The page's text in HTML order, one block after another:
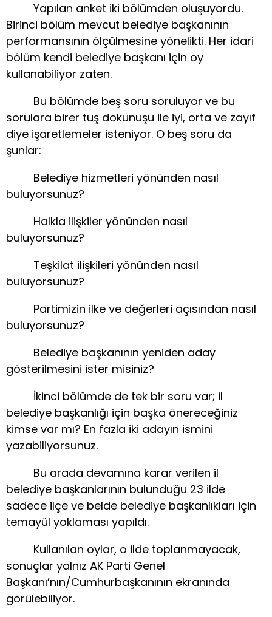
Yapılan anket iki bölümden oluşuyordu.
Birinci bölüm mevcut belediye başkanının
performansının ölçülmesine yönelikti. Her idari
bölüm kendi belediye başkanı için oy
kullanabiliyor zaten.
Bu bölümde beş soru soruluyor ve bu
sorulara birer tuş dokunuşu ile iyi, orta ve zayıf
diye işaretlemeler isteniyor. O beş soru da
şunlar:
Belediye hizmetleri yönünden nasıl
buluyorsunuz?
Halkla ilişkiler yönünden nasıl
buluyorsunuz?
Teşkilat ilişkileri yönünden nasıl
buluyorsunuz?
Partimizin ilke ve değerleri açısından nasıl
buluyorsunuz?
Belediye başkanının yeniden aday
gösterilmesini ister misiniz?
İkinci bölümde de tek bir soru var; il
belediye başkanlığı için başka önereceğiniz
kimse var mı? En fazla iki adayın ismini
yazabiliyorsunuz.
Bu arada devamına karar verilen il
belediye başkanlarının bulunduğu 23 ilde
sadece ilçe ve belde belediye başkanlıkları için
temayül yoklaması yapıldı.
Kullanılan oylar, o ilde toplanmayacak,
sonuçlar yalnız AK Parti Genel
Başkanı’nın/Cumhurbaşkanının ekranında
görülebiliyor.